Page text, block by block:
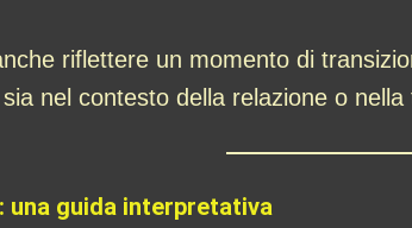
riflettere un momento di
nel contesto della relazione o
una guida interpretativa